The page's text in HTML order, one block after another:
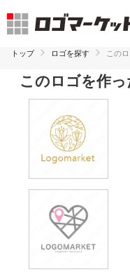
トップ ロゴを探す この
このロゴを作